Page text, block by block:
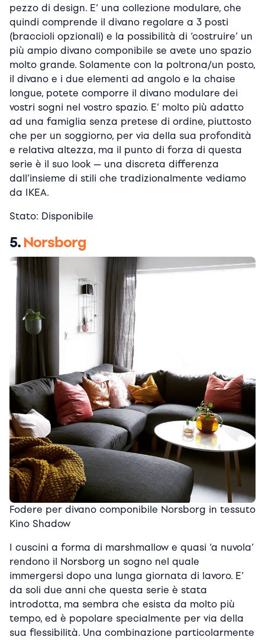
pezzo di design. E’ una collezione modulare, che
quindi comprende il divano regolare a 3 posti
(braccioli opzionali) e la possibilità di ‘costruire’ un
più ampio divano componibile se avete uno spazio
molto grande. Solamente con la poltrona/un posto,
il divano e i due elementi ad angolo e la chaise
longue, potete comporre il divano modulare dei
vostri sogni nel vostro spazio. E’ molto più adatto
ad una famiglia senza pretese di ordine, piuttosto
che per un soggiorno, per via della sua profondità
e relativa altezza, ma il punto di forza di questa
serie è il suo look — una discreta differenza
dall’insieme di stili che tradizionalmente vediamo
da IKEA.
Stato: Disponibile
5.Norsborg
Fodere per divano componibile Norsborg in tessuto
Kino Shadow
I cuscini a forma di marshmallow e quasi ‘a nuvola’
rendono il Norsborg un sogno nel quale
immergersi dopo una lunga giornata di lavoro. E’
da soli due anni che questa serie è stata
introdotta, ma sembra che esista da molto più
tempo, ed è popolare specialmente per via della
sua flessibilità. Una combinazione particolarmente